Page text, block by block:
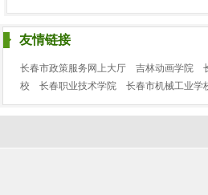
友情链接
长春市政策服务网上大厅 吉林动画学院
校
长春职业技术学院 长春市机械工业学